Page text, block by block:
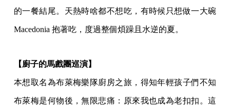
的一餐結尾。天熱時啥都不想吃，有時候只想做一大碗
Macedonia 抱著吃，度過整個煩躁且水逆的夏。
【廚子的馬戲團巡演】
本想取名為布萊梅樂隊廚房之旅，得知年輕孩子們不知
布萊梅是何物後，無限悲痛：原來我也成為老扣扣。這